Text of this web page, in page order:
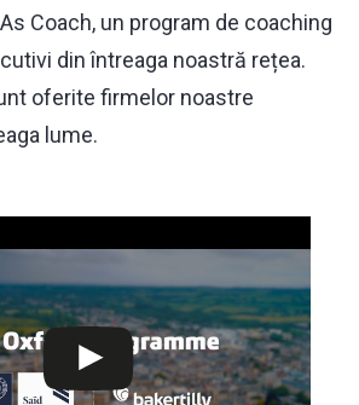
Coach, un program de coaching
din întreaga noastră rețea.
oferite firmelor noastre
lume.